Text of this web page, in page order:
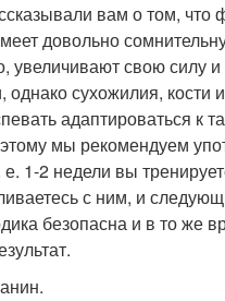
вам о том, что
довольно
увеличивают свою силу
однако сухожилия, кости
адаптироваться к
мы рекомендуем
е. 1-2 недели вы
с ним, и
безопасна и в то же